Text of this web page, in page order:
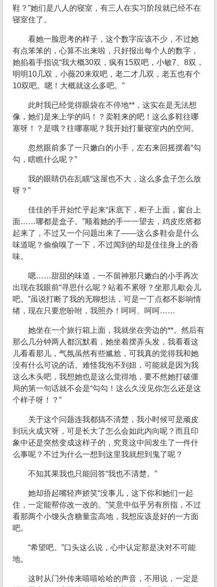
鞋？”她们是八人的寝室，有三人在实习阶段就已经不在
寝室住了。
看她一脸思考的样子，这个数字应该不少，不过她
有点笨笨的，心算不出来啦，只好报出每个人的数字，
她掐着手指说“我大概30双，疯有15双吧，小敏7、8双，
明明10几双，小薇20来双吧，老二才几双，老五也有个
10双吧。嗯！大概就这么多吧。”
此时我已经觉得眼袋在不停地**，这实在是无法想
像，她们是来上学的吗！？卖鞋来的吧！这么多鞋往哪
塞呀！？是哦？往哪塞呢？我开始打量寝室内的空间。
忽然眼前多了一只嫩白的小手，左右来回摇摆着“勾
勾，瞎瞧什么呢？”
我的眼睛仍在乱瞄“这屋也不大，这么多盒子怎么放
呀？”
佳佳的手开始忙乎起来“床底下，柜子上面，窗台上
面……哪都是盒子。”顺着她的手一一望去，鸡皮疙瘩都
起来了，不过又一个问题出来了——这么多鞋会是什么
味道呢？偷偷嗅了一下，不过闻到的却是佳佳身上的香
味。
嗯……甜甜的味道，一不留神那只嫩白的小手再次
出现在我眼前“寻思什么呢？站着不累呀？坐那儿歇会儿
吧。”虽说打断了我的无聊想法，可是一丁点都不影响情
绪，现在只要您吩咐，我照办！呵呵、呵呵……
她坐在一个旅行箱上面，我就坐在旁边的**。然后有
那么几分钟两人都沉默着，她坐着摆弄头发，我看看这
儿看看那儿，气氛虽然有些尴尬，可我真的觉得我和她
没有什么可说的话。难怪我泡不到妞，可能就是因为我
这么木头吧，我想她也是这么觉得地，要不然她打破僵
局的第一句话就不会是“勾勾！这么久没见你怎么还是这
个样子呀！？”
关于这个问题连我都搞不清楚，我小时候可是顽皮
到玩火成灾呀，可是长大了怎么会如此内向呢？而且印
象中还是突然变成这样子的，究竟这中间发生了一件什
么事呢？不过为什么一想到这里我就想到鬼了呢？
不知其果我也只能回答“我也不清楚。”
她却捂起嘴轻声娇笑“没事儿，这下你和她们一起
住，一定能帮你改一改的。”笑意中似乎另有所指，不过
看那两个小馒头含糖量蛮高地，我想应该是好的一方面
吧。
“希望吧。”口头这么说，心中认定那是决对不可能
地。
这时从门外传来嘻嘻哈哈的声音，不用说，一定是